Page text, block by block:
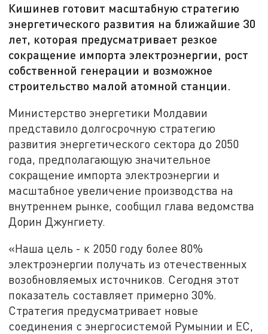
Кишинев готовит масштабную стратегию
энергетического развития на ближайшие 30
лет, которая предусматривает резкое
сокращение импорта электроэнергии, рост
собственной генерации и возможное
строительство малой атомной станции.
Министерство энергетики Молдавии
представило долгосрочную стратегию
развития энергетического сектора до 2050
года, предполагающую значительное
сокращение импорта электроэнергии и
масштабное увеличение производства на
внутреннем рынке, сообщил глава ведомства
Дорин Джунгиету.
«Наша цель - к 2050 году более 80%
электроэнергии получать из отечественных
возобновляемых источников. Сегодня этот
показатель составляет примерно 30%.
Стратегия предусматривает новые
соединения с энергосистемой Румынии и ЕС,